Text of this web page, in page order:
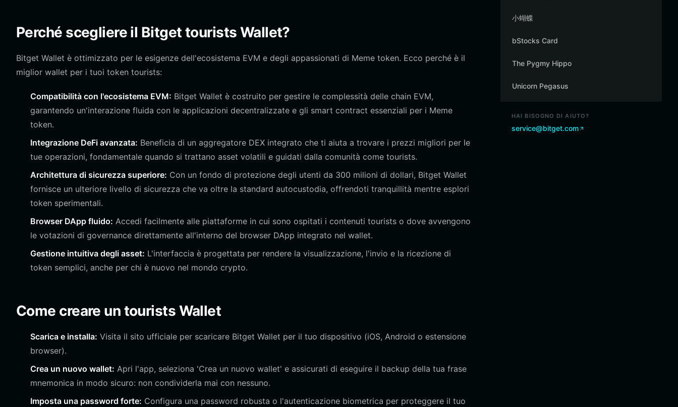
Perché scegliere il Bitget tourists Wallet?
Bitget Wallet è ottimizzato per le esigenze dell'ecosistema EVM e degli appassionati di Meme token. Ecco perché è il
miglior wallet per i tuoi token tourists:
Compatibilità con l'ecosistema EVM: Bitget Wallet è costruito per gestire le complessità delle chain EVM,
garantendo un'interazione fluida con le applicazioni decentralizzate e gli smart contract essenziali per i Meme
token.
Integrazione DeFi avanzata: Beneficia di un aggregatore DEX integrato che ti aiuta a trovare i prezzi migliori per le
tue operazioni, fondamentale quando si trattano asset volatili e guidati dalla comunità come tourists.
Architettura di sicurezza superiore: Con un fondo di protezione degli utenti da 300 milioni di dollari, Bitget Wallet
fornisce un ulteriore livello di sicurezza che va oltre la standard autocustodia, offrendoti tranquillità mentre esplori
token sperimentali.
Browser DApp fluido: Accedi facilmente alle piattaforme in cui sono ospitati i contenuti tourists o dove avvengono
le votazioni di governance direttamente all'interno del browser DApp integrato nel wallet.
Gestione intuitiva degli asset: L'interfaccia è progettata per rendere la visualizzazione, l'invio e la ricezione di
token semplici, anche per chi è nuovo nel mondo crypto.
Come creare un tourists Wallet
Scarica e installa: Visita il sito ufficiale per scaricare Bitget Wallet per il tuo dispositivo (iOS, Android o estensione
browser).
Crea un nuovo wallet: Apri l'app, seleziona 'Crea un nuovo wallet' e assicurati di eseguire il backup della tua frase
mnemonica in modo sicuro: non condividerla mai con nessuno.
Imposta una password forte: Configura una password robusta o l'autenticazione biometrica per proteggere il tuo
小蝴蝶
bStocks Card
The Pygmy Hippo
Unicorn Pegasus
HAI BISOGNO DI AIUTO?
service@bitget.com